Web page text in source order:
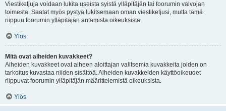
Viestiketjuja voidaan lukita useista syistä ylläpitäjän tai foorumin valvojan
toimesta. Saatat myös pystyä lukitsemaan oman viestiketjusi, mutta tämä
riippuu foorumin ylläpitäjän antamista oikeuksista.
Ylös
Mitä ovat aiheiden kuvakkeet?
Aiheiden kuvakkeet ovat aiheen aloittajan valitsemia kuvakkeita joiden on
tarkoitus kuvastaa niiden sisältöä. Aiheiden kuvakkeiden käyttöoikeudet
riippuvat foorumin ylläpitäjän määrittelemistä oikeuksista.
Ylös